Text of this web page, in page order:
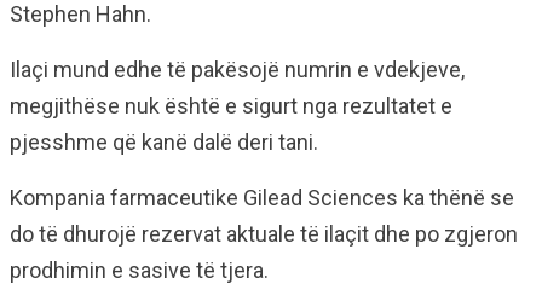
Stephen Hahn.
Ilaçi mund edhe të pakësojë numrin e vdekjeve,
megjithëse nuk është e sigurt nga rezultatet e
pjesshme që kanë dalë deri tani.
Kompania farmaceutike Gilead Sciences ka thënë se
do të dhurojë rezervat aktuale të ilaçit dhe po zgjeron
prodhimin e sasive të tjera.